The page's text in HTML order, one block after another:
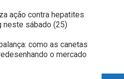
ação contra hepatites
neste sábado (25)
como as canetas
o mercado